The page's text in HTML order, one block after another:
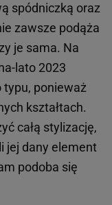
spódniczką oraz
zawsze podąża
je sama. Na
lato 2023
typu, ponieważ
kształtach.
całą stylizację,
jej dany element
podoba się